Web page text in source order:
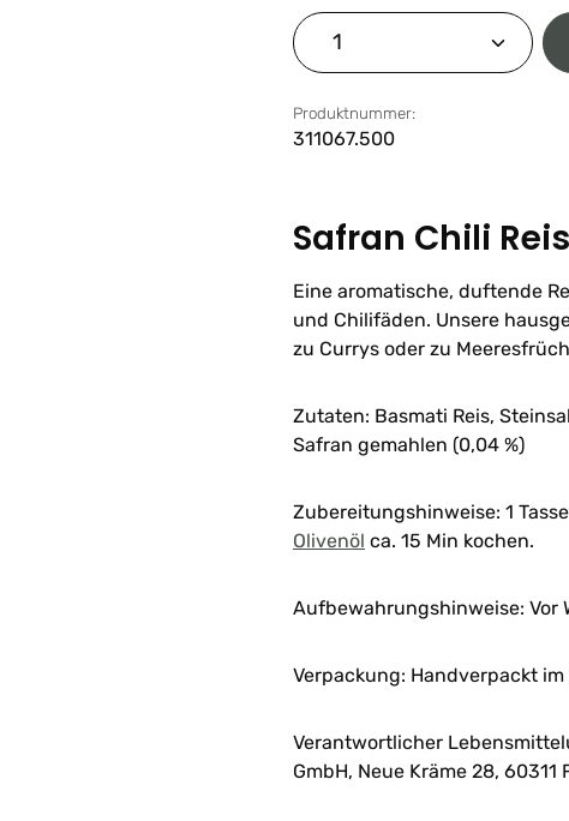
Produkt Anzahl: Gib
Produktnummer:
311067.500
Safran Chili Reis
Eine aromatische, duftende
und Chilifäden. Unsere
zu Currys oder zu
Zutaten: Basmati Reis,
Safran gemahlen (0,04 %)
Zubereitungshinweise: 1
Olivenöl ca. 15 Min kochen.
Aufbewahrungshinweise: Vor
Verpackung: Handverpackt
Verantwortlicher
GmbH, Neue Kräme 28,